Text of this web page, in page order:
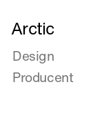
Læs
mere
om
Arctic
Arctic
Design
Producent